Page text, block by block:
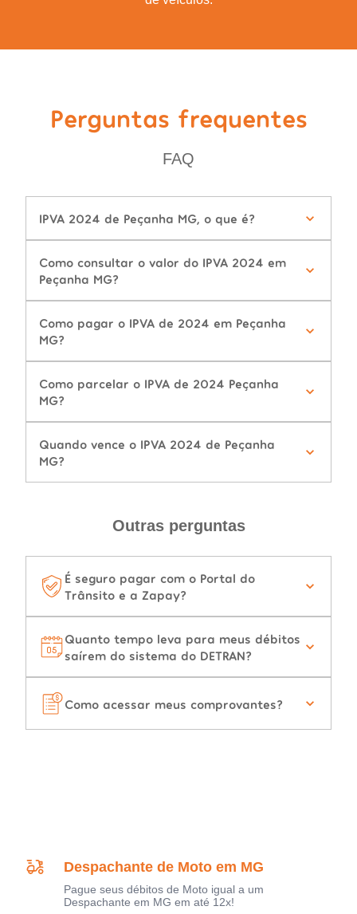
Perguntas frequentes
FAQ
IPVA 2024 de Peçanha MG, o que é?
Como consultar o valor do IPVA 2024 em
Peçanha MG?
Como pagar o IPVA de 2024 em Peçanha
MG?
Como parcelar o IPVA de 2024 Peçanha
MG?
Quando vence o IPVA 2024 de Peçanha
MG?
Outras perguntas
É seguro pagar com o Portal do
Trânsito e a Zapay?
Quanto tempo leva para meus débitos
saírem do sistema do DETRAN?
Como acessar meus comprovantes?
Despachante de Moto em MG
Pague seus débitos de Moto igual a um
Despachante em MG em até 12x!